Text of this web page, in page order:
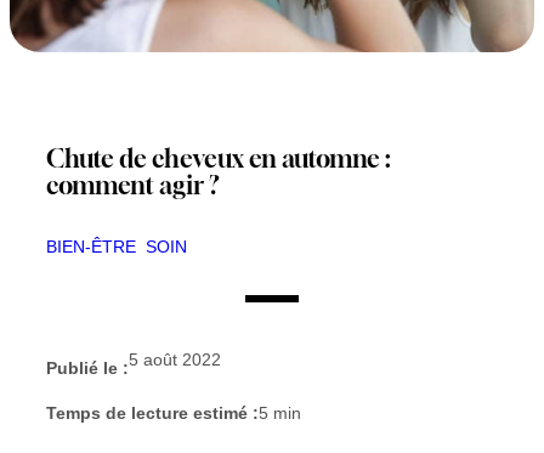
Chute de cheveux en automne :
comment agir ?
BIEN-ÊTRE SOIN
Publié le :5 août 2022
Temps de lecture estimé :5 min